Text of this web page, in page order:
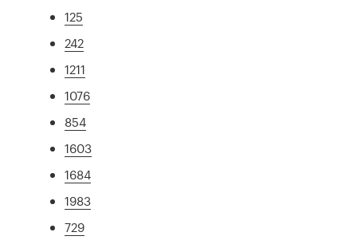
125
242
1211
1076
854
1603
1684
1983
729